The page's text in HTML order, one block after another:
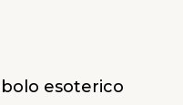
esoterico